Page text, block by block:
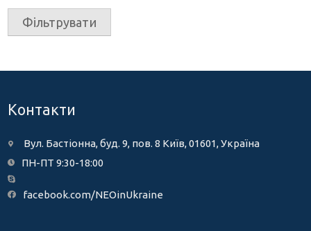
Фільтрувати
Контакти
Вул. Бастіонна, буд. 9, пов. 8 Київ, 01601, Україна
ПН-ПТ 9:30-18:00
facebook.com/NEOinUkraine